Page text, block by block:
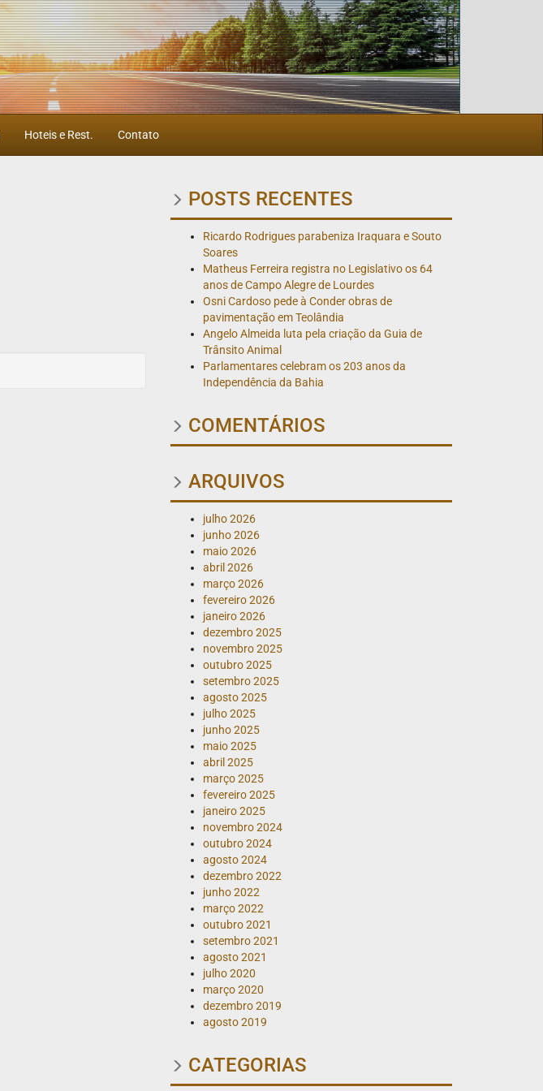
Hoteis e Rest. Contato
POSTS RECENTES
Ricardo Rodrigues parabeniza Iraquara e Souto
Soares
Matheus Ferreira registra no Legislativo os 64
anos de Campo Alegre de Lourdes
Osni Cardoso pede à Conder obras de
pavimentação em Teolândia
Angelo Almeida luta pela criação da Guia de
Trânsito Animal
Parlamentares celebram os 203 anos da
Independência da Bahia
COMENTÁRIOS
ARQUIVOS
julho 2026
junho 2026
maio 2026
abril 2026
março 2026
fevereiro 2026
janeiro 2026
dezembro 2025
novembro 2025
outubro 2025
setembro 2025
agosto 2025
julho 2025
junho 2025
maio 2025
abril 2025
março 2025
fevereiro 2025
janeiro 2025
novembro 2024
outubro 2024
agosto 2024
dezembro 2022
junho 2022
março 2022
outubro 2021
setembro 2021
agosto 2021
julho 2020
março 2020
dezembro 2019
agosto 2019
CATEGORIAS